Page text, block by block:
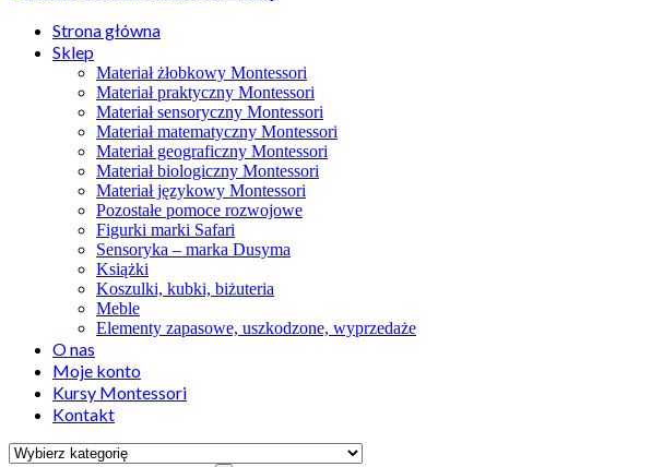
Strona główna
Sklep
Materiał żłobkowy Montessori
Materiał praktyczny Montessori
Materiał sensoryczny Montessori
Materiał matematyczny Montessori
Materiał geograficzny Montessori
Materiał biologiczny Montessori
Materiał językowy Montessori
Pozostałe pomoce rozwojowe
Figurki marki Safari
Sensoryka – marka Dusyma
Książki
Koszulki, kubki, biżuteria
Meble
Elementy zapasowe, uszkodzone, wyprzedaże
O nas
Moje konto
Kursy Montessori
Kontakt